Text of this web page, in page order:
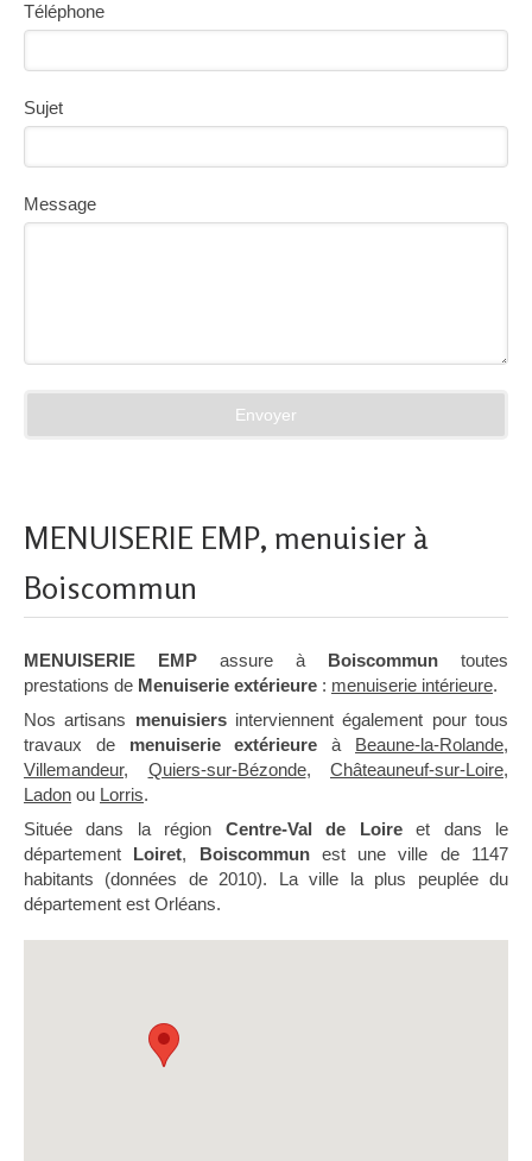
Téléphone
Sujet
Message
Envoyer
MENUISERIE EMP, menuisier à
Boiscommun
MENUISERIE EMP assure à Boiscommun toutes
prestations de Menuiserie extérieure : menuiserie intérieure.
Nos artisans menuisiersinterviennent également pour tous
travaux de menuiserie extérieure à Beaune-la-Rolande,
Villemandeur, Quiers-sur-Bézonde, Châteauneuf-sur-Loire,
Ladon ou Lorris.
Située dans la région Centre-Val de Loireet dans le
département Loiret, Boiscommunest une ville de 1147
habitants (données de 2010). La ville la plus peuplée du
département est Orléans.